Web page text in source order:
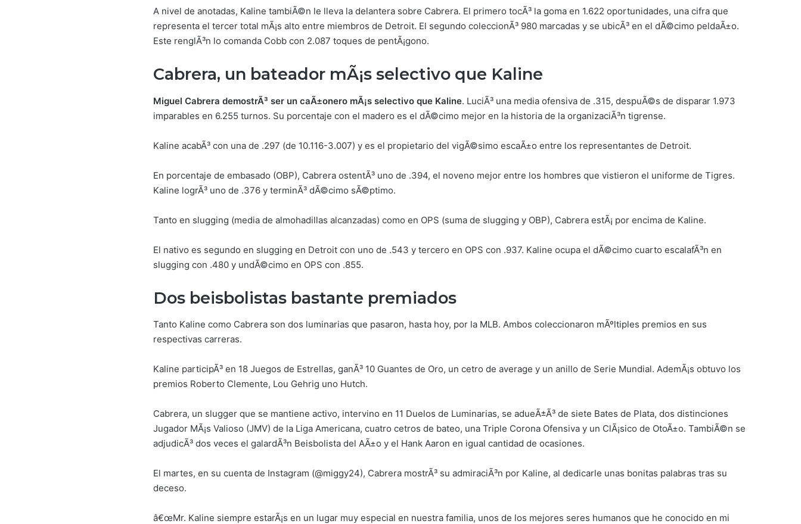
A nivel de anotadas, Kaline tambiÃ©n le lleva la delantera sobre Cabrera. El primero tocÃ³ la goma en 1.622 oportunidades, una cifra que
representa el tercer total mÃ¡s alto entre miembros de Detroit. El segundo coleccionÃ³ 980 marcadas y se ubicÃ³ en el dÃ©cimo peldaÃ±o.
Este renglÃ³n lo comanda Cobb con 2.087 toques de pentÃ¡gono.
Cabrera, un bateador mÃ¡s selectivo que Kaline
Miguel Cabrera demostrÃ³ ser un caÃ±onero mÃ¡s selectivo que Kaline. LuciÃ³ una media ofensiva de .315, despuÃ©s de disparar 1.973
imparables en 6.255 turnos. Su porcentaje con el madero es el dÃ©cimo mejor en la historia de la organizaciÃ³n tigrense.
Kaline acabÃ³ con una de .297 (de 10.116-3.007) y es el propietario del vigÃ©simo escaÃ±o entre los representantes de Detroit.
En porcentaje de embasado (OBP), Cabrera ostentÃ³ uno de .394, el noveno mejor entre los hombres que vistieron el uniforme de Tigres.
Kaline logrÃ³ uno de .376 y terminÃ³ dÃ©cimo sÃ©ptimo.
Tanto en slugging (media de almohadillas alcanzadas) como en OPS (suma de slugging y OBP), Cabrera estÃ¡ por encima de Kaline.
El nativo es segundo en slugging en Detroit con uno de .543 y tercero en OPS con .937. Kaline ocupa el dÃ©cimo cuarto escalafÃ³n en
slugging con .480 y undÃ©cimo en OPS con .855.
Dos beisbolistas bastante premiados
Tanto Kaline como Cabrera son dos luminarias que pasaron, hasta hoy, por la MLB. Ambos coleccionaron mÃºltiples premios en sus
respectivas carreras.
Kaline participÃ³ en 18 Juegos de Estrellas, ganÃ³ 10 Guantes de Oro, un cetro de average y un anillo de Serie Mundial. AdemÃ¡s obtuvo los
premios Roberto Clemente, Lou Gehrig uno Hutch.
Cabrera, un slugger que se mantiene activo, intervino en 11 Duelos de Luminarias, se adueÃ±Ã³ de siete Bates de Plata, dos distinciones
Jugador MÃ¡s Valioso (JMV) de la Liga Americana, cuatro cetros de bateo, una Triple Corona Ofensiva y un ClÃ¡sico de OtoÃ±o. TambiÃ©n se
adjudicÃ³ dos veces el galardÃ³n Beisbolista del AÃ±o y el Hank Aaron en igual cantidad de ocasiones.
El martes, en su cuenta de Instagram (@miggy24), Cabrera mostrÃ³ su admiraciÃ³n por Kaline, al dedicarle unas bonitas palabras tras su
deceso.
â€œMr. Kaline siempre estarÃ¡s en un lugar muy especial en nuestra familia, unos de los mejores seres humanos que he conocido en mi